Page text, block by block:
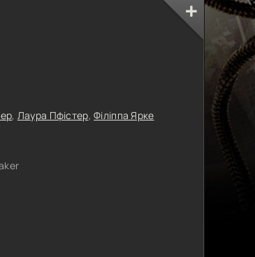
, Лаура Пфістер,Філіппа Ярке